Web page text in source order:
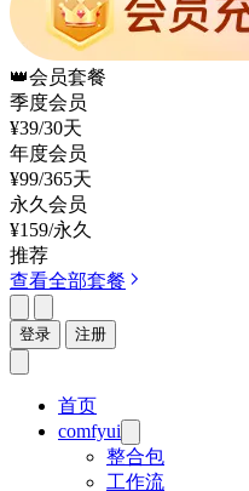
👑会员套餐
季度会员
¥39/30天
年度会员
¥99/365天
永久会员
¥159/永久
推荐
查看全部套餐
登录 注册
首页
comfyui
整合包
工作流